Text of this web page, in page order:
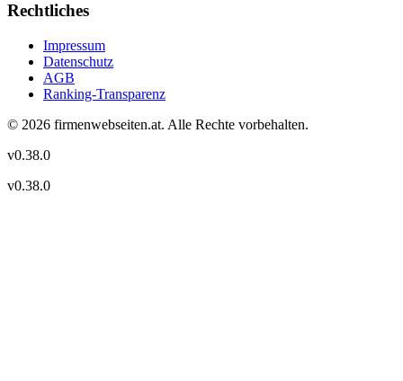
Rechtliches
Impressum
Datenschutz
AGB
Ranking-Transparenz
© 2026 firmenwebseiten.at. Alle Rechte vorbehalten.
v0.38.0
v0.38.0